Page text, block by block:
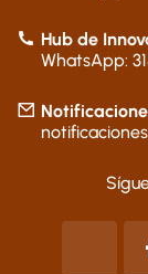
Hub de
WhatsApp: